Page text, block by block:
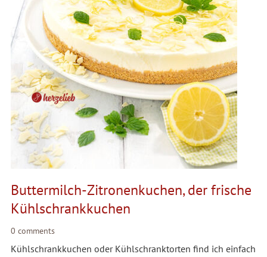
Buttermilch-Zitronenkuchen, der frische
Kühlschrankkuchen
0 comments
Kühlschrankkuchen oder Kühlschranktorten find ich einfach